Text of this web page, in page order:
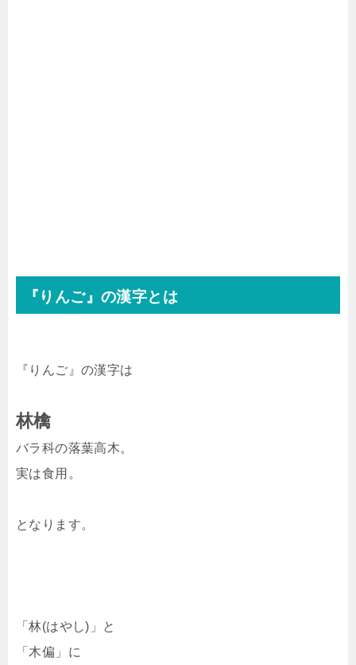
『りんご』の漢字とは
『りんご』の漢字は
林檎
バラ科の落葉高木。
実は食用。
となります。
「林(はやし)」と
「木偏」に